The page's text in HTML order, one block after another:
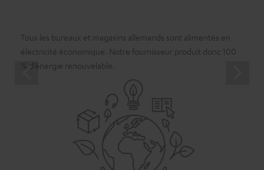
Tous les bureaux et magasins allemands sont alimentés en
électricité économique. Notre fournisseur produit donc 100
% d’énergie renouvelable.